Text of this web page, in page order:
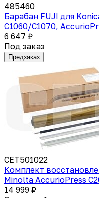
485460
Барабан FUJI для
C1060/C1070,
6 647 ₽
Под заказ
Предзаказ
CET501022
Комплект
Minolta AccurioPress
14 999 ₽